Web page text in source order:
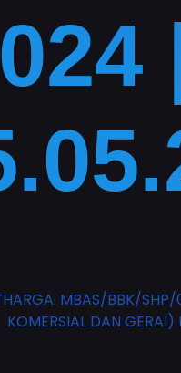
MBAS/BBK/
KOMERSIAL DAN